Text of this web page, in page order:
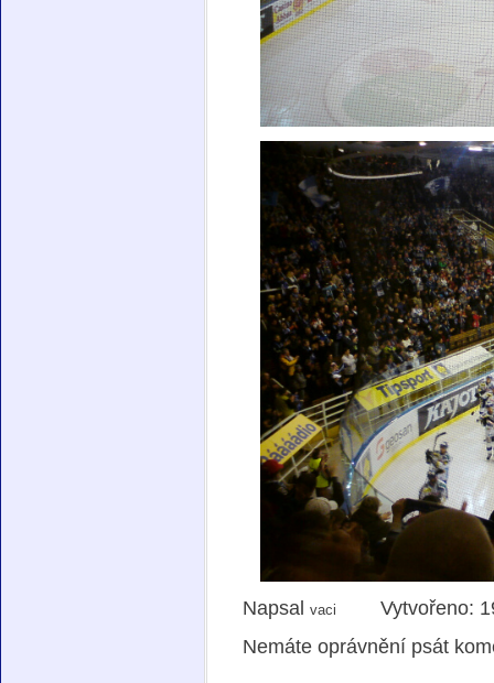
Napsalvaci
Vytvořeno:
Nemáte oprávnění psát